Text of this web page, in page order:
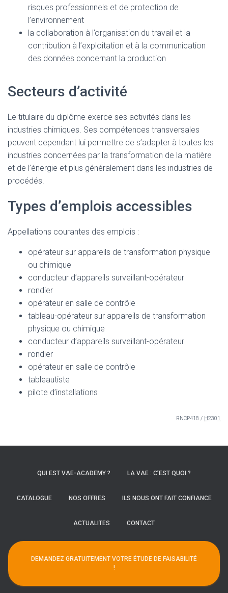
risques professionnels et de protection de
l’environnement
la collaboration à l’organisation du travail et la
contribution à l’exploitation et à la communication
des données concernant la production
Secteurs d’activité
Le titulaire du diplôme exerce ses activités dans les
industries chimiques. Ses compétences transversales
peuvent cependant lui permettre de s’adapter à toutes les
industries concernées par la transformation de la matière
et de l’énergie et plus généralement dans les industries de
procédés.
Types d’emplois accessibles
Appellations courantes des emplois :
opérateur sur appareils de transformation physique
ou chimique
conducteur d’appareils surveillant-opérateur
rondier
opérateur en salle de contrôle
tableau-opérateur sur appareils de transformation
physique ou chimique
conducteur d’appareils surveillant-opérateur
rondier
opérateur en salle de contrôle
tableautiste
pilote d’installations
RNCP418 / H2301
QUI EST VAE-ACADEMY ? LA VAE : C’EST QUOI ?
CATALOGUE NOS OFFRES ILS NOUS ONT FAIT CONFIANCE
ACTUALITES CONTACT
DEMANDEZ GRATUITEMENT VOTRE ÉTUDE DE FAISABILITÉ
!